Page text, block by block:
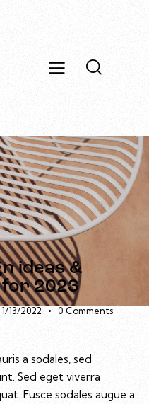
ideas &
2023
13/2022 0 Comments
a sodales, sed
Sed eget viverra
Fusce sodales augue a